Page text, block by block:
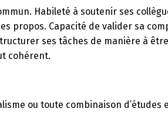
Habileté à soutenir ses
propos. Capacité de valider sa
ses tâches de manière à
cohérent.
ou toute combinaison d’études